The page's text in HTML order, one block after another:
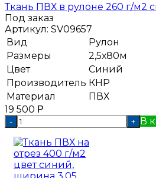
Ткань ПВХ в рулоне 260 г/м2
Под заказ
Артикул: SV09657
Вид
Рулон
Размеры
2,5х80м
Цвет
Синий
Производитель КНР
Материал
ПВХ
19 500 Р
- + В